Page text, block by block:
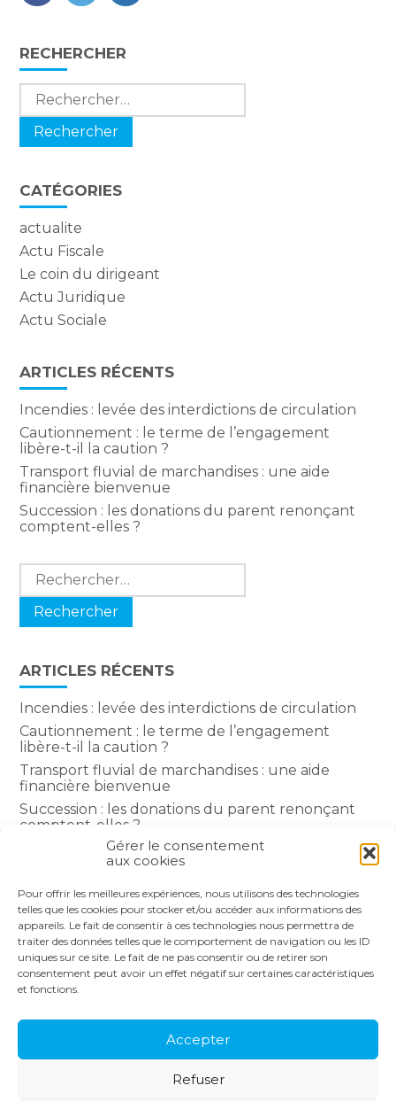
Gérer le consentement
aux cookies
Pour offrir les meilleures expériences, nous utilisons des technologies
telles que les cookies pour stocker et/ou accéder aux informations des
appareils. Le fait de consentir à ces technologies nous permettra de
traiter des données telles que le comportement de navigation ou les ID
uniques sur ce site. Le fait de ne pas consentir ou de retirer son
consentement peut avoir un effet négatif sur certaines caractéristiques
et fonctions.
Accepter
Refuser
FaceBook
TwitterLinkedIn
Blog
sidebar
RECHERCHER
Rechercher :
CATÉGORIES
actualite
Actu Fiscale
Le coin du dirigeant
Actu Juridique
Actu Sociale
ARTICLES RÉCENTS
Incendies : levée des interdictions de circulation
Cautionnement : le terme de l’engagement
libère-t-il la caution ?
Transport fluvial de marchandises : une aide
financière bienvenue
Succession : les donations du parent renonçant
comptent-elles ?
Rechercher :
ARTICLES RÉCENTS
Incendies : levée des interdictions de circulation
Cautionnement : le terme de l’engagement
libère-t-il la caution ?
Transport fluvial de marchandises : une aide
financière bienvenue
Succession : les donations du parent renonçant
comptent-elles ?
Encadrement des loyers : une année de plus
COMMENTAIRES RÉCENTS
Principale
NOS SOLUTIONS
ACTUALITÉS
RECRUTEMENT
CONTACT